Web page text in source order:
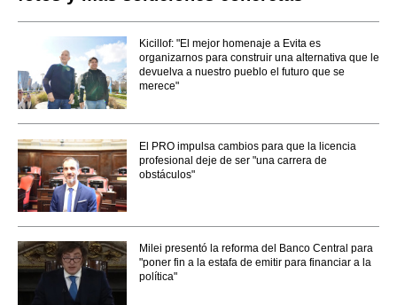
Kicillof: "El mejor homenaje a Evita es
organizarnos para construir una alternativa que le
devuelva a nuestro pueblo el futuro que se
merece"
El PRO impulsa cambios para que la licencia
profesional deje de ser "una carrera de
obstáculos"
Milei presentó la reforma del Banco Central para
"poner fin a la estafa de emitir para financiar a la
política"